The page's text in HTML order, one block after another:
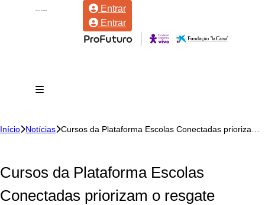
Entrar
Entrar
Início Notícias
Cursos da Plataforma Escolas
Conectadas priorizam o resgate